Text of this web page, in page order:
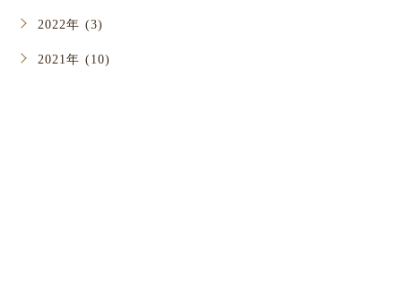
2022年 (3)
2021年 (10)